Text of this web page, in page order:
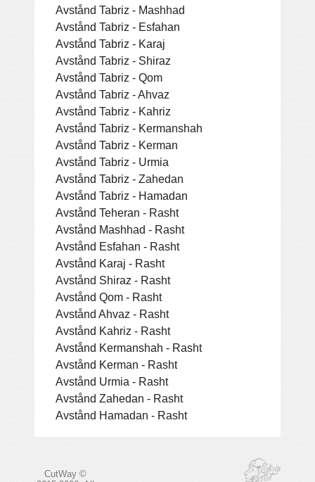
Avstånd Tabriz - Mashhad
Avstånd Tabriz - Esfahan
Avstånd Tabriz - Karaj
Avstånd Tabriz - Shiraz
Avstånd Tabriz - Qom
Avstånd Tabriz - Ahvaz
Avstånd Tabriz - Kahriz
Avstånd Tabriz - Kermanshah
Avstånd Tabriz - Kerman
Avstånd Tabriz - Urmia
Avstånd Tabriz - Zahedan
Avstånd Tabriz - Hamadan
Avstånd Teheran - Rasht
Avstånd Mashhad - Rasht
Avstånd Esfahan - Rasht
Avstånd Karaj - Rasht
Avstånd Shiraz - Rasht
Avstånd Qom - Rasht
Avstånd Ahvaz - Rasht
Avstånd Kahriz - Rasht
Avstånd Kermanshah - Rasht
Avstånd Kerman - Rasht
Avstånd Urmia - Rasht
Avstånd Zahedan - Rasht
Avstånd Hamadan - Rasht
CutWay ©